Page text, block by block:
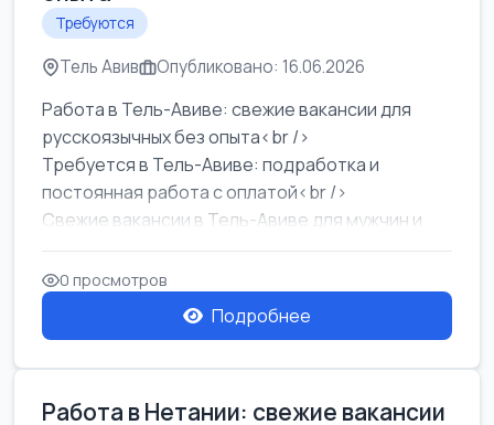
Требуются
Тель Авив Опубликовано: 16.06.2026
Работа в Тель-Авиве: свежие вакансии для
русскоязычных без опыта<br />
Требуется в Тель-Авиве: подработка и
постоянная работа с оплатой<br />
Свежие вакансии в Тель-Авиве для мужчин и
женщин от хозя...
0 просмотров
Подробнее
Работа в Нетании: свежие вакансии